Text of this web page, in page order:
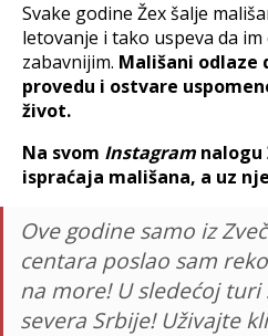
Svake godine Žex šalje
letovanje i tako uspeva da
zabavnijim. Mališani odlaze
provedu i ostvare
život.
Na svom Instagram nalogu
ispraćaja mališana, a uz
Ove godine samo iz
centara poslao sam
na more! U sledećoj turi
severa Srbije! Uživajte